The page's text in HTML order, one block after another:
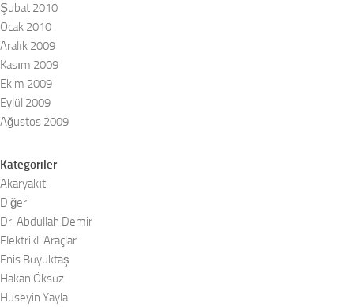
Şubat 2010
Ocak 2010
Aralık 2009
Kasım 2009
Ekim 2009
Eylül 2009
Ağustos 2009
Kategoriler
Akaryakıt
Diğer
Dr. Abdullah Demir
Elektrikli Araçlar
Enis Büyüktaş
Hakan Öksüz
Hüseyin Yayla